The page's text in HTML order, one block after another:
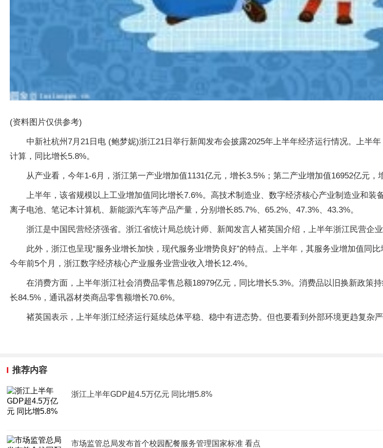
(资料图片仅供参考)
中新社杭州7月21日电 (鲍梦妮)浙江21日举行新闻发布会披露2025年上半年经济运行情况。上半
计算，同比增长5.8%。
从产业看，今年1-6月，浙江第一产业增加值1131亿元，增长3.5%；第二产业增加值16952亿元，
上半年，该省规模以上工业增加值同比增长7.6%。高技术制造业、数字经济核心产业制造业和
离子电池、笔记本计算机、新能源汽车等产品产量，分别增长85.7%、65.2%、47.3%、43.3%。
浙江是中国民营经济强省。浙江省统计局总统计师、新闻发言人褚英国介绍，上半年浙江民营企
此外，浙江也呈现“服务业增长加快，现代服务业增势良好”的特点。上半年，其服务业增加值同
今年前5个月，浙江数字经济核心产业服务业营业收入增长12.4%。
在消费方面，上半年浙江社会消费品零售总额18979亿元，同比增长5.3%。消费品以旧换新政策
长84.5%，通讯器材类商品零售额增长70.6%。
褚英国表示，上半年浙江经济运行延续总体平稳、稳中有进态势。但也要看到外部环境更趋复杂
推荐内容
浙江上半年GDP超4.5万亿元 同比增5.8%
市场监管总局发布首个校园配餐服务管理国家标准 看点